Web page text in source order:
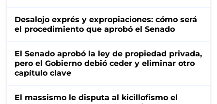
Desalojo exprés y expropiaciones: cómo será
el procedimiento que aprobó el Senado
El Senado aprobó la ley de propiedad privada,
pero el Gobierno debió ceder y eliminar otro
capítulo clave
El massismo le disputa al kicillofismo el